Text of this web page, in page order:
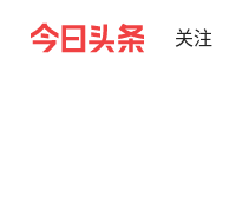
关注